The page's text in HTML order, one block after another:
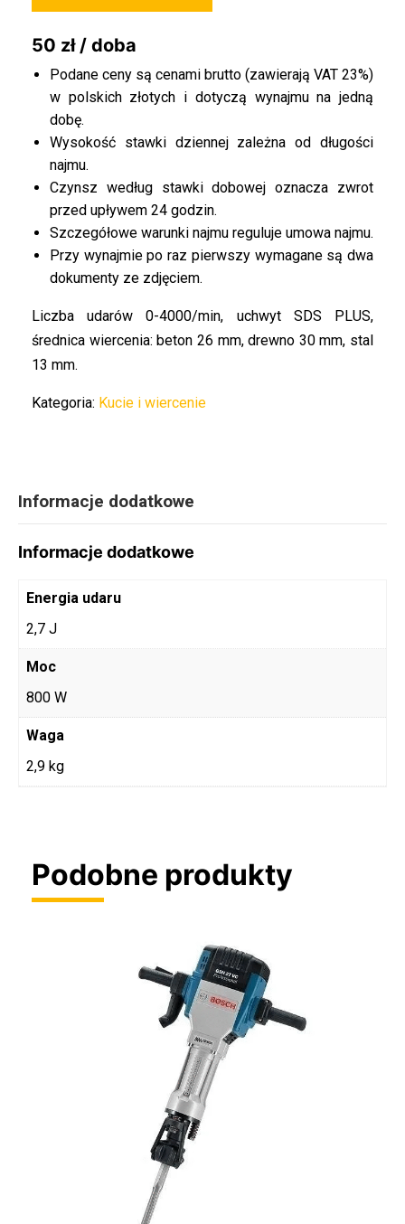
50 zł / doba
Podane ceny są cenami brutto (zawierają VAT 23%)
w polskich złotych i dotyczą wynajmu na jedną
dobę.
Wysokość stawki dziennej zależna od długości
najmu.
Czynsz według stawki dobowej oznacza zwrot
przed upływem 24 godzin.
Szczegółowe warunki najmu reguluje umowa najmu.
Przy wynajmie po raz pierwszy wymagane są dwa
dokumenty ze zdjęciem.
Liczba udarów 0-4000/min, uchwyt SDS PLUS,
średnica wiercenia: beton 26 mm, drewno 30 mm, stal
13 mm.
Kategoria: Kucie i wiercenie
Informacje dodatkowe
Informacje dodatkowe
Energia udaru
2,7 J
Moc
800 W
Waga
2,9 kg
Podobne produkty